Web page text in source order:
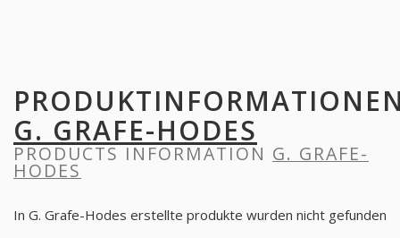
G. GRAFE-HODES
PRODUCTS INFORMATION G. GRAFE-
HODES
In G. Grafe-Hodes erstellte produkte wurden nicht gefunden